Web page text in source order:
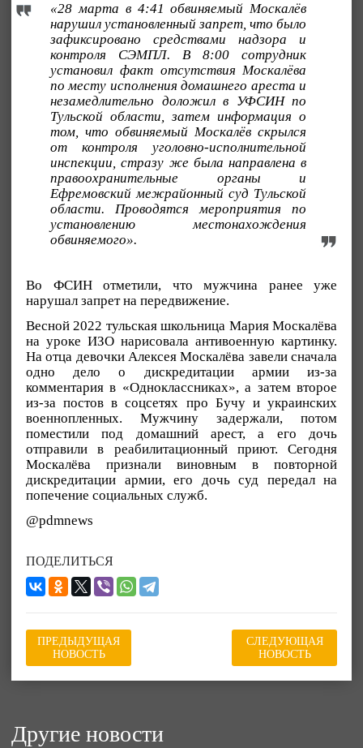
«28 марта в 4:41 обвиняемый Москалёв
нарушил установленный запрет, что было
зафиксировано средствами надзора и
контроля СЭМПЛ. В 8:00 сотрудник
установил факт отсутствия Москалёва
по месту исполнения домашнего ареста и
незамедлительно доложил в УФСИН по
Тульской области, затем информация о
том, что обвиняемый Москалёв скрылся
от контроля уголовно-исполнительной
инспекции, стразу же была направлена в
правоохранительные органы и
Ефремовский межрайонный суд Тульской
области. Проводятся мероприятия по
установлению местонахождения
обвиняемого».
Во ФСИН отметили, что мужчина ранее уже
нарушал запрет на передвижение.
Весной 2022 тульская школьница Мария Москалёва
на уроке ИЗО нарисовала антивоенную картинку.
На отца девочки Алексея Москалёва завели сначала
одно дело о дискредитации армии из-за
комментария в «Одноклассниках», а затем второе
из-за постов в соцсетях про Бучу и украинских
военнопленных. Мужчину задержали, потом
поместили под домашний арест, а его дочь
отправили в реабилитационный приют. Сегодня
Москалёва признали виновным в повторной
дискредитации армии, его дочь суд передал на
попечение социальных служб.
@pdmnews
ПОДЕЛИТЬСЯ
ПРЕДЫДУЩАЯ
НОВОСТЬ
СЛЕДУЮЩАЯ
НОВОСТЬ
Другие новости